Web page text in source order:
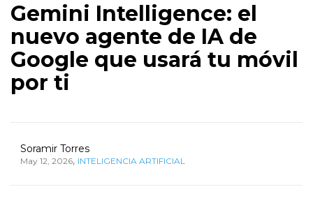
Gemini Intelligence: el
nuevo agente de IA de
Google que usará tu móvil
por ti
Soramir Torres
May 12, 2026, INTELIGENCIA ARTIFICIAL